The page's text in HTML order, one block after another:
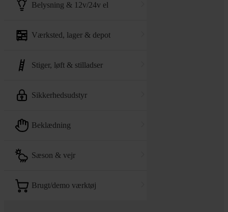
belysning & 12v/24v el
værksted, lager & depot
stiger, løft & stilladser
sikkerhedsudstyr
beklædning
sæson & vejr
brugt/demo værktøj